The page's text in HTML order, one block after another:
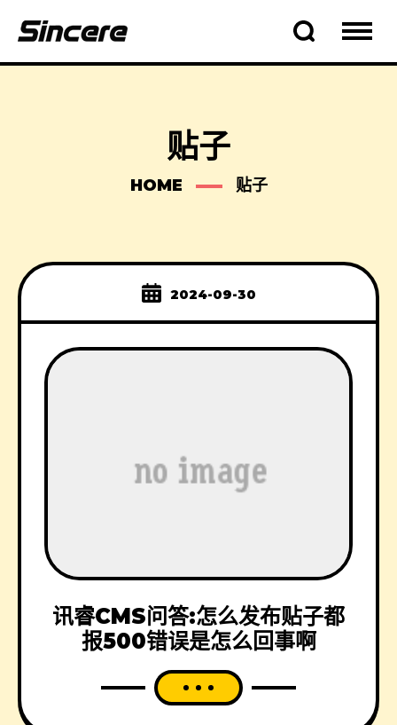
贴子
HOME 贴子
2024-09-30
讯睿CMS问答:怎么发布贴子都
报500错误是怎么回事啊